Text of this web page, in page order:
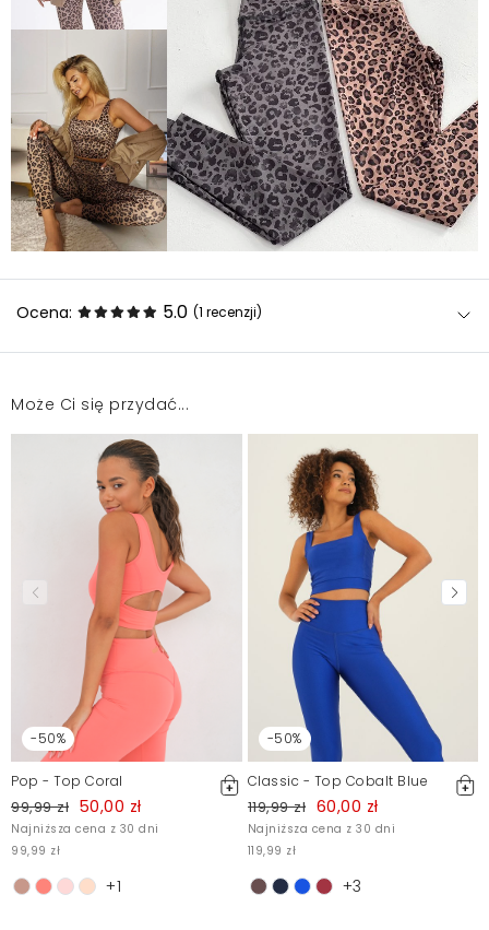
Ocena: 5.0 (1 recenzji)
Mosquito zamieszcza wyłącznie zweryfikowane opinie
Klientów. Po moderacji publikujemy zarówno pozytywne, jak i
negatywne opinie. Więcej informacji znajdziesz w naszym
Regulaminie.
Zgłoś nielegalną treść
Może Ci się przydać...
-50%
Pop - Top Coral
99,99 zł 50,00 zł
Najniższa cena z 30 dni
99,99 zł
+1
-50%
Classic - Top Cobalt Blue
119,99 zł 60,00 zł
Najniższa cena z 30 dni
119,99 zł
+3